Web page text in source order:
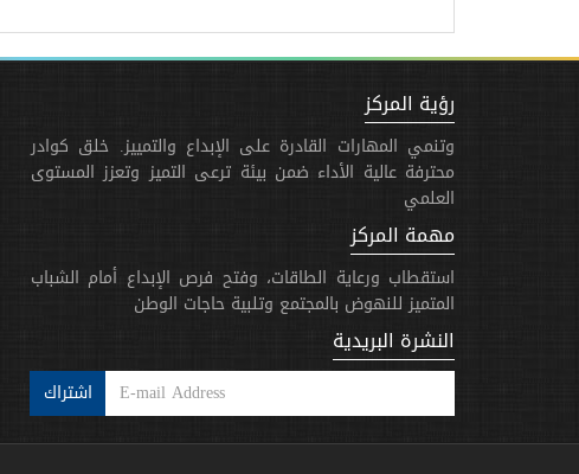
رؤية المركز
وتنمي المهارات القادرة على الإبداع والتمييز. خلق كوادر
محترفة عالية الأداء ضمن بيئة ترعى التميز وتعزز المستوى
العلمي
مهمة المركز
استقطاب ورعاية الطاقات، وفتح فرص الإبداع أمام الشباب
المتميز للنهوض بالمجتمع وتلبية حاجات الوطن
النشرة البريدية
اشتراك